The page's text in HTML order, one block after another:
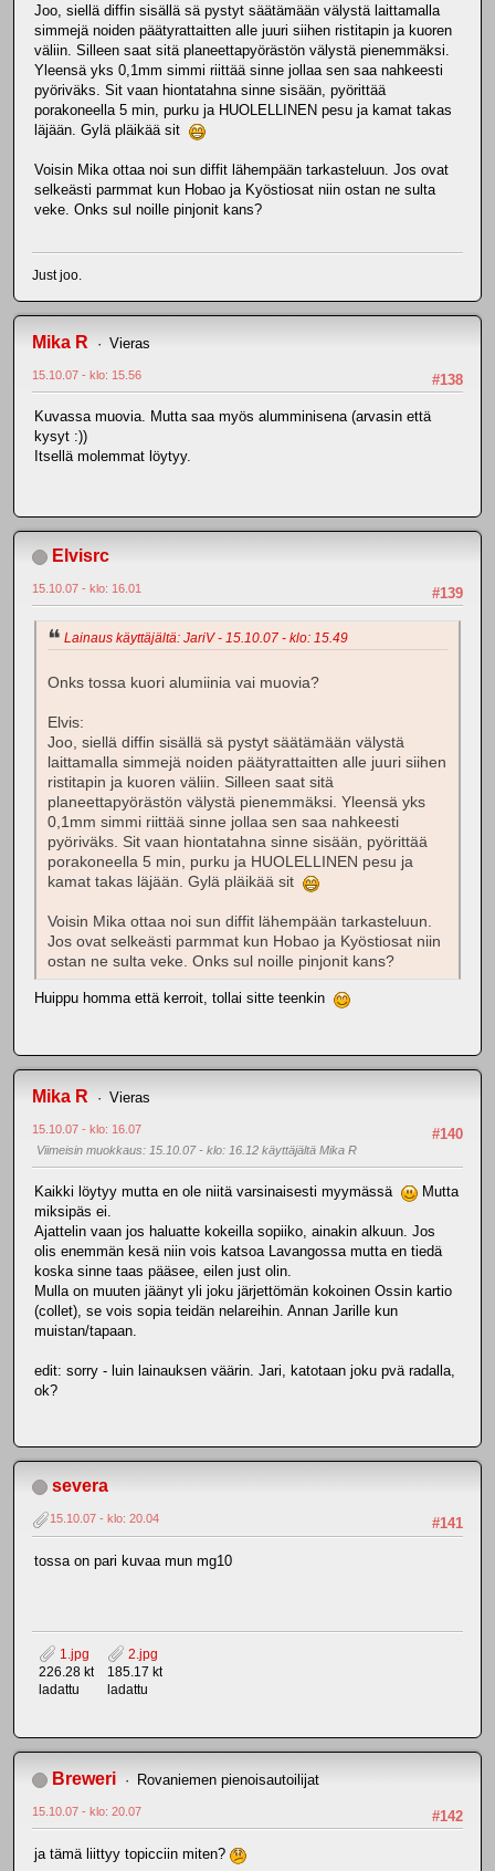
Joo, siellä diffin sisällä sä pystyt säätämään välystä laittamalla
simmejä noiden päätyrattaitten alle juuri siihen ristitapin ja kuoren
väliin. Silleen saat sitä planeettapyörästön välystä pienemmäksi.
Yleensä yks 0,1mm simmi riittää sinne jollaa sen saa nahkeesti
pyöriväks. Sit vaan hiontatahna sinne sisään, pyörittää
porakoneella 5 min, purku ja HUOLELLINEN pesu ja kamat takas
läjään. Gylä pläikää sit
Voisin Mika ottaa noi sun diffit lähempään tarkasteluun. Jos ovat
selkeästi parmmat kun Hobao ja Kyöstiosat niin ostan ne sulta
veke. Onks sul noille pinjonit kans?
Just joo.
Mika R Vieras
#138
15.10.07 - klo: 15.56
Kuvassa muovia. Mutta saa myös alumminisena (arvasin että
kysyt :))
Itsellä molemmat löytyy.
Elvisrc
#139
15.10.07 - klo: 16.01
Lainaus käyttäjältä: JariV - 15.10.07 - klo: 15.49
Onks tossa kuori alumiinia vai muovia?
Elvis:
Joo, siellä diffin sisällä sä pystyt säätämään välystä
laittamalla simmejä noiden päätyrattaitten alle juuri siihen
ristitapin ja kuoren väliin. Silleen saat sitä
planeettapyörästön välystä pienemmäksi. Yleensä yks
0,1mm simmi riittää sinne jollaa sen saa nahkeesti
pyöriväks. Sit vaan hiontatahna sinne sisään, pyörittää
porakoneella 5 min, purku ja HUOLELLINEN pesu ja
kamat takas läjään. Gylä pläikää sit
Voisin Mika ottaa noi sun diffit lähempään tarkasteluun.
Jos ovat selkeästi parmmat kun Hobao ja Kyöstiosat niin
ostan ne sulta veke. Onks sul noille pinjonit kans?
Huippu homma että kerroit, tollai sitte teenkin
Mika R Vieras
#140
15.10.07 - klo: 16.07
Viimeisin muokkaus: 15.10.07 - klo: 16.12 käyttäjältä Mika R
Kaikki löytyy mutta en ole niitä varsinaisesti myymässä
Mutta
miksipäs ei.
Ajattelin vaan jos haluatte kokeilla sopiiko, ainakin alkuun. Jos
olis enemmän kesä niin vois katsoa Lavangossa mutta en tiedä
koska sinne taas pääsee, eilen just olin.
Mulla on muuten jäänyt yli joku järjettömän kokoinen Ossin kartio
(collet), se vois sopia teidän nelareihin. Annan Jarille kun
muistan/tapaan.
edit: sorry - luin lainauksen väärin. Jari, katotaan joku pvä radalla,
ok?
severa
#141
15.10.07 - klo: 20.04
tossa on pari kuvaa mun mg10
1.jpg
226.28 kt
ladattu
2.jpg
185.17 kt
ladattu
Breweri Rovaniemen pienoisautoilijat
#142
15.10.07 - klo: 20.07
ja tämä liittyy topicciin miten?